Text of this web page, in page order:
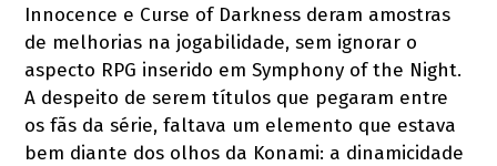
Innocence e Curse of Darkness deram amostras
de melhorias na jogabilidade, sem ignorar o
aspecto RPG inserido em Symphony of the Night.
A despeito de serem títulos que pegaram entre
os fãs da série, faltava um elemento que estava
bem diante dos olhos da Konami: a dinamicidade